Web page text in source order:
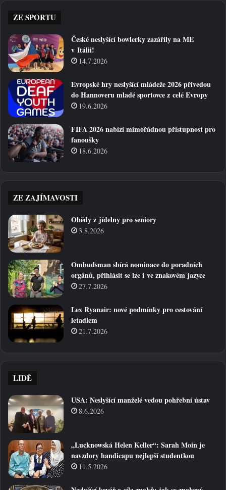
ZE SPORTU
České neslyšící bowlerky zazářily na ME
v Itálii!
14.7.2026
Evropské hry neslyšící mládeže 2026 přivedou
do Hannoveru mladé sportovce z celé Evropy
19.6.2026
FIFA 2026 nabízí mimořádnou přístupnost pro
fanoušky
18.6.2026
ZE ZAJÍMAVOSTI
Obědy z jídelny pro seniory
3.8.2026
Ombudsman sbírá nominace do poradních
orgánů, přihlásit se lze i ve znakovém jazyce
27.7.2026
Lex Ryanair: nové podmínky pro cestování
letadlem
21.7.2026
LIDÉ
USA: Neslyšící manželé vedou pohřební ústav
8.6.2026
„Lucknowská Helen Keller“: Sarah Moin je
navzdory handicapu nejlepší studentkou
11.5.2026